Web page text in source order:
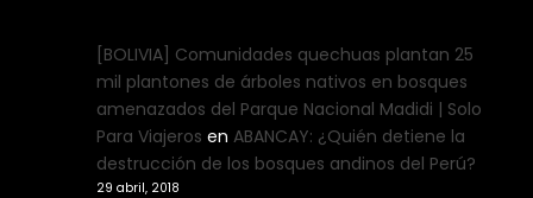
[BOLIVIA] Comunidades quechuas plantan 25
mil plantones de árboles nativos en bosques
amenazados del Parque Nacional Madidi | Solo
Para Viajeros en ABANCAY: ¿Quién detiene la
destrucción de los bosques andinos del Perú?
29 abril, 2018